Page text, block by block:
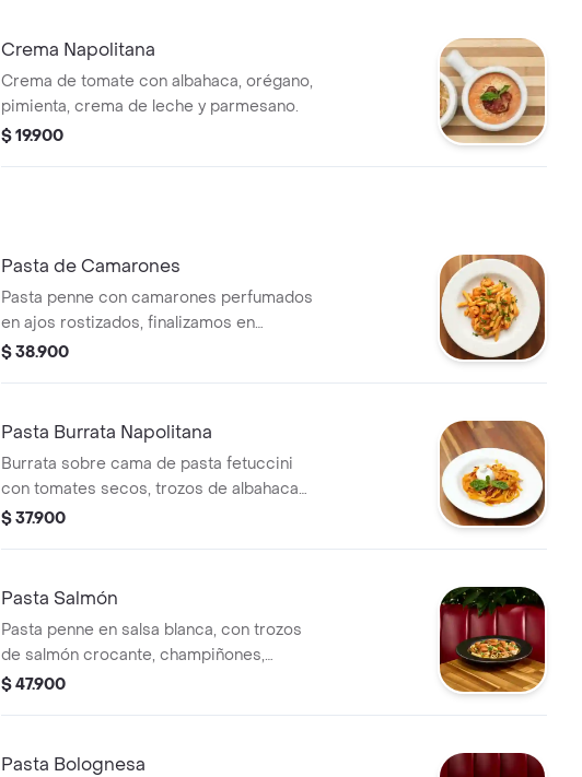
Crema Napolitana
Crema de tomate con albahaca, orégano,
pimienta, crema de leche y parmesano.
$ 19.900
Pasta de Camarones
Pasta penne con camarones perfumados
en ajos rostizados, finalizamos en
mantequilla con salsa napolitana con
$ 38.900
Pasta Burrata Napolitana
Burrata sobre cama de pasta fetuccini
con tomates secos, trozos de albahaca
genovesa, salsa napolitana con crema de
$ 37.900
Pasta Salmón
Pasta penne en salsa blanca, con trozos
de salmón crocante, champiñones,
tocineta, aceitunas y albahaca genovesa.
$ 47.900
Pasta Bolognesa